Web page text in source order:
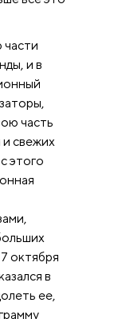
и в
часть
и свежих
этого
октября
в
ее,